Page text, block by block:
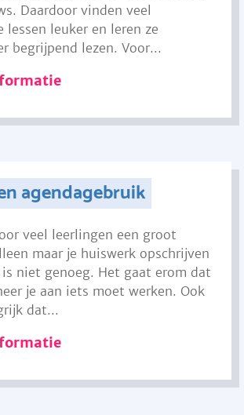
Daardoor vinden veel
lessen leuker en leren ze
begrijpend lezen. Voor...
agendagebruik
veel leerlingen een groot
maar je huiswerk opschrijven
is niet genoeg. Het gaat erom dat
je aan iets moet werken. Ook
dat...